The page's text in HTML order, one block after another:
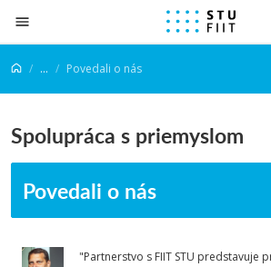
Prejsť na obsah
... Povedali o nás
Spolupráca s priemyslom
Povedali o nás
"Partnerstvo s FIIT STU predstavuje